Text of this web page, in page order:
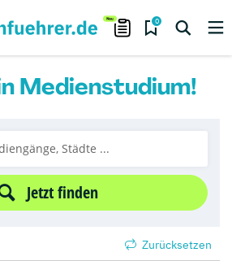
0
Medienstudium!
Jetzt finden
Zurücksetzen